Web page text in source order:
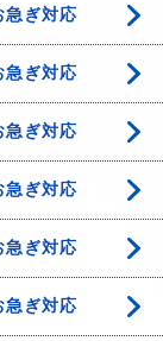
ぎ対応
ぎ対応
急ぎ対応
急ぎ対応
ぎ対応
ぎ対応